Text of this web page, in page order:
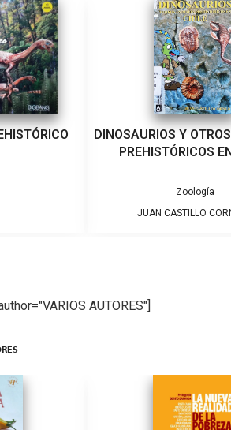
DINOSAURIOS Y
PREHISTÓRICOS
Zoología
JUAN CASTILLO
AUTORES"]